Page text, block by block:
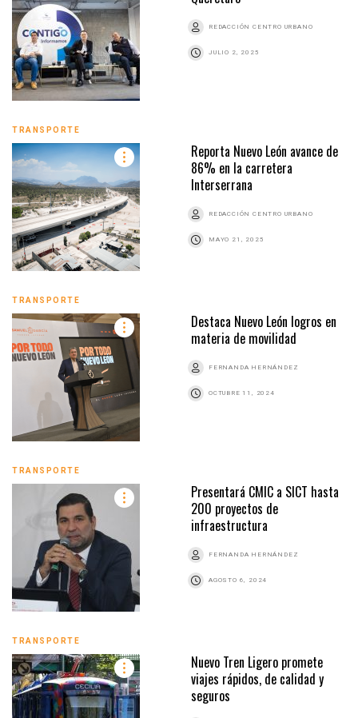
REDACCIÓN CENTRO URBANO
JULIO 2, 2025
TRANSPORTE
Reporta Nuevo León avance de
86% en la carretera
Interserrana
REDACCIÓN CENTRO URBANO
MAYO 21, 2025
TRANSPORTE
Destaca Nuevo León logros en
materia de movilidad
FERNANDA HERNÁNDEZ
OCTUBRE 11, 2024
TRANSPORTE
Presentará CMIC a SICT hasta
200 proyectos de
infraestructura
FERNANDA HERNÁNDEZ
AGOSTO 6, 2024
TRANSPORTE
Nuevo Tren Ligero promete
viajes rápidos, de calidad y
seguros